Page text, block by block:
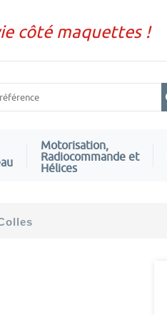
côté maquettes !
Motorisation,
Radiocommande et
Hélices